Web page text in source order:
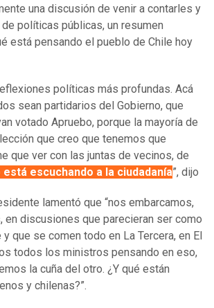
una discusión de venir a contarles y
de políticas públicas, un resumen
está pensando el pueblo de Chile hoy
políticas más profundas. Acá
sean partidarios del Gobierno, que
votado Apruebo, porque la mayoría de
que creo que tenemos que
que ver con las juntas de vecinos, de
escuchando a la ciudadanía”, dijo
lamentó que “nos embarcamos,
en discusiones que parecieran ser como
que se comen todo en La Tercera, en El
todos los ministros pensando en eso,
la cuña del otro. ¿Y qué están
y chilenas?”.